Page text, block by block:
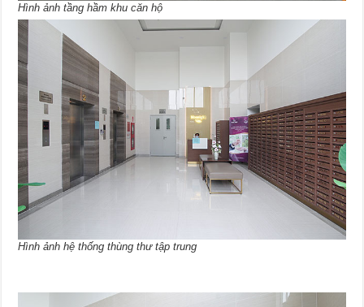
Hình ảnh tầng hầm khu căn hộ
Hình ảnh hệ thống thùng thư tập trung